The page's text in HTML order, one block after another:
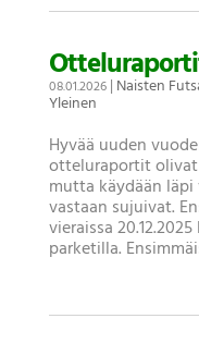
08.01.2026| Naisten
Yleinen
Hyvää uuden
otteluraportit
mutta käydään
vastaan sujuivat.
vieraissa
parketilla.